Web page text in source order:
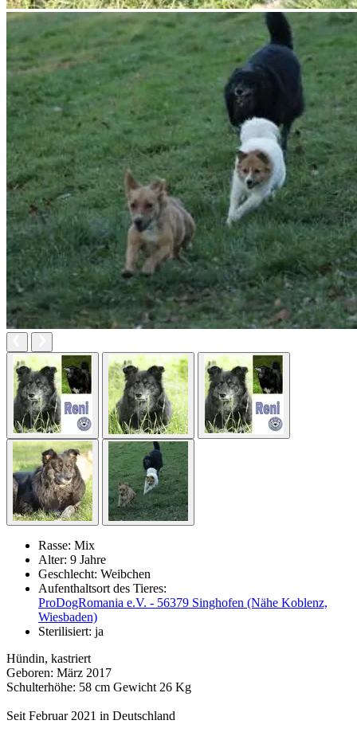
Rasse: Mix
Alter: 9 Jahre
Geschlecht: Weibchen
Aufenthaltsort des Tieres:
ProDogRomania e.V. - 56379 Singhofen (Nähe Koblenz,
Wiesbaden)
Sterilisiert: ja
Hündin, kastriert
Geboren: März 2017
Schulterhöhe: 58 cm Gewicht 26 Kg
Seit Februar 2021 in Deutschland